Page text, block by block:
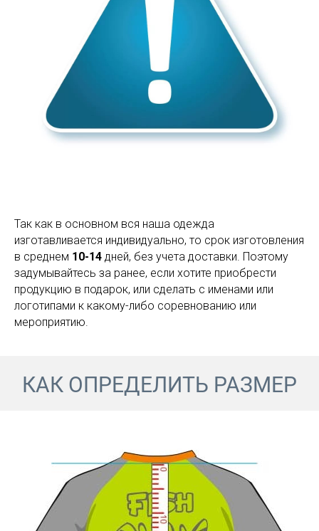
Так как в основном вся наша одежда
изготавливается индивидуально, то срок изготовления
в среднем 10-14 дней, без учета доставки. Поэтому
задумывайтесь за ранее, если хотите приобрести
продукцию в подарок, или сделать с именами или
логотипами к какому-либо соревнованию или
мероприятию.
КАК ОПРЕДЕЛИТЬ РАЗМЕР